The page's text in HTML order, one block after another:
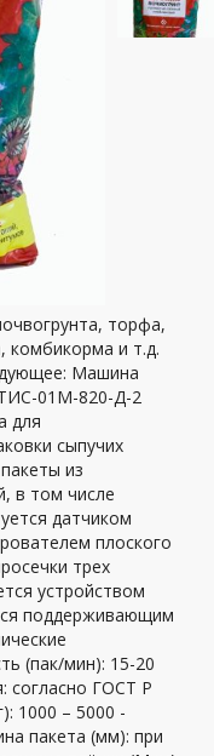
торфа,
комбикорма и т.д.
Машина
01М-820-Д-2
для
сыпучих
из
в том числе
датчиком
плоского
трех
устройством
поддерживающим
(пак/мин): 15-20
согласно ГОСТ Р
1000 – 5000 -
пакета (мм): при